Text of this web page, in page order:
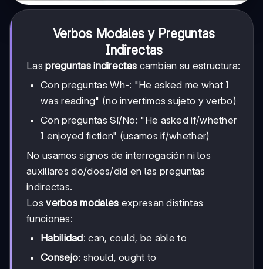
Verbos Modales y Preguntas
Indirectas
Laspreguntas indirectas cambian su estructura:
Con preguntas Wh-: "He asked me what I
was reading" (no invertimos sujeto y verbo)
Con preguntas Sí/No: "He asked if/whether
I enjoyed fiction" (usamos if/whether)
No usamos signos de interrogación ni los
auxiliares do/does/did en las preguntas
indirectas.
Losverbos modales expresan distintas
funciones:
Habilidad: can, could, be able to
Consejo: should, ought to